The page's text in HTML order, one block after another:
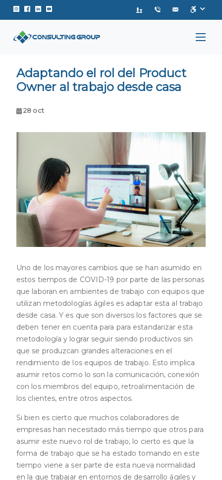
Instagram de Consulting Group
Facebook de Consulting Group
Linkedin de Consulting Group
Youtube de Consulting Group
Adaptando el rol del Product
Owner al trabajo desde casa
28 oct
Uno de los mayores cambios que se han asumido en
estos tiempos de COVID-19 por parte de las personas
que laboran en ambientes de trabajo con equipos que
utilizan metodologías ágiles es adaptar esta al trabajo
desde casa. Y es que son diversos los factores que se
deben tener en cuenta para para estandarizar esta
metodología y lograr seguir siendo productivos sin
que se produzcan grandes alteraciones en el
rendimiento de los equipos de trabajo. Esto implica
asumir retos como lo son la comunicación, conexión
con los miembros del equipo, retroalimentación de
los clientes, entre otros aspectos.
Si bien es cierto que muchos colaboradores de
empresas han necesitado más tiempo que otros para
asumir este nuevo rol de trabajo, lo cierto es que la
forma de trabajo que se ha estado tomando en este
tiempo viene a ser parte de esta nueva normalidad
en la que trabajar en entornos de desarrollo ágiles y